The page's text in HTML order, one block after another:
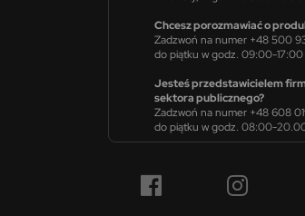
Chcesz porozmawiać o
Zadzwoń na numer +48 500
do piątku w godz. 09:00-17:00
Jesteś przedstawicielem
sektora publicznego?
Zadzwoń na numer +48 608
do piątku w godz. 08:00-